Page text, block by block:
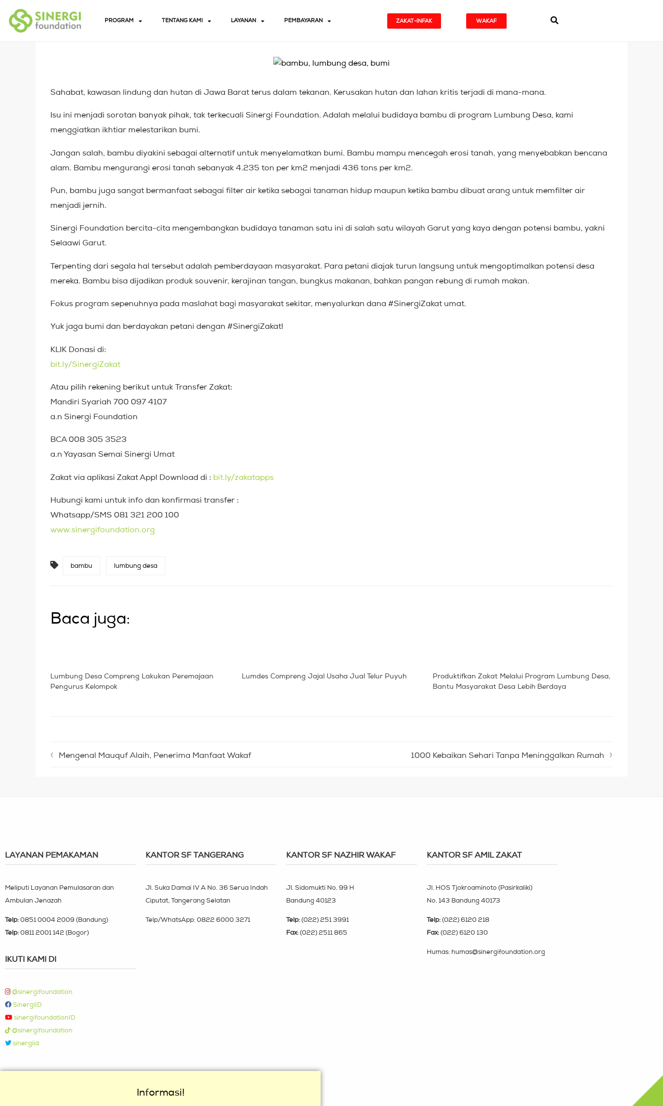
PROGRAM TENTANG KAMI LAYANAN PEMBAYARAN ZAKAT-INFAK WAKAF
Sahabat, kawasan lindung dan hutan di Jawa Barat terus dalam tekanan. Kerusakan hutan dan lahan kritis terjadi di mana-mana.
Isu ini menjadi sorotan banyak pihak, tak terkecuali Sinergi Foundation. Adalah melalui budidaya bambu di program Lumbung Desa, kami
menggiatkan ikhtiar melestarikan bumi.
Jangan salah, bambu diyakini sebagai alternatif untuk menyelamatkan bumi. Bambu mampu mencegah erosi tanah, yang menyebabkan bencana
alam. Bambu mengurangi erosi tanah sebanyak 4.235 ton per km2 menjadi 436 tons per km2.
Pun, bambu juga sangat bermanfaat sebagai filter air ketika sebagai tanaman hidup maupun ketika bambu dibuat arang untuk memfilter air
menjadi jernih.
Sinergi Foundation bercita-cita mengembangkan budidaya tanaman satu ini di salah satu wilayah Garut yang kaya dengan potensi bambu, yakni
Selaawi Garut.
Terpenting dari segala hal tersebut adalah pemberdayaan masyarakat. Para petani diajak turun langsung untuk mengoptimalkan potensi desa
mereka. Bambu bisa dijadikan produk souvenir, kerajinan tangan, bungkus makanan, bahkan pangan rebung di rumah makan.
Fokus program sepenuhnya pada maslahat bagi masyarakat sekitar, menyalurkan dana #SinergiZakat umat.
Yuk jaga bumi dan berdayakan petani dengan #SinergiZakat!
KLIK Donasi di:
bit.ly/SinergiZakat
Atau pilih rekening berikut untuk Transfer Zakat:
Mandiri Syariah 700 097 4107
a.n Sinergi Foundation
BCA 008 305 3523
a.n Yayasan Semai Sinergi Umat
Zakat via aplikasi Zakat App! Download di : bit.ly/zakatapps
Hubungi kami untuk info dan konfirmasi transfer :
Whatsapp/SMS 081 321 200 100
www.sinergifoundation.org
bambu lumbung desa
Baca juga:
Lumbung Desa Compreng Lakukan Peremajaan
Pengurus Kelompok
Lumdes Compreng Jajal Usaha Jual Telur Puyuh
Produktifkan Zakat Melalui Program Lumbung Desa,
Bantu Masyarakat Desa Lebih Berdaya
Mengenal Mauquf Alaih, Penerima Manfaat Wakaf 1000 Kebaikan Sehari Tanpa Meninggalkan Rumah
LAYANAN PEMAKAMAN
Meliputi Layanan Pemulasaran dan
Ambulan Jenazah
Telp: 0851 0004 2009 (Bandung)
Telp: 0811 2001 142 (Bogor)
IKUTI KAMI DI
@sinergifoundation
SinergiID
sinergifoundationID
@sinergifoundation
sinergiid
KANTOR SF TANGERANG
Jl. Suka Damai IV A No. 36 Serua Indah
Ciputat, Tangerang Selatan
Telp/WhatsApp: 0822 6000 3271
KANTOR SF NAZHIR WAKAF
Jl. Sidomukti No. 99 H
Bandung 40123
Telp: (022) 251 3991
Fax: (022) 2511 865
KANTOR SF AMIL ZAKAT
Jl. HOS Tjokroaminoto (Pasirkaliki)
No. 143 Bandung 40173
Telp: (022) 6120 218
Fax: (022) 6120 130
Humas: humas@sinergifoundation.org
Informasi!